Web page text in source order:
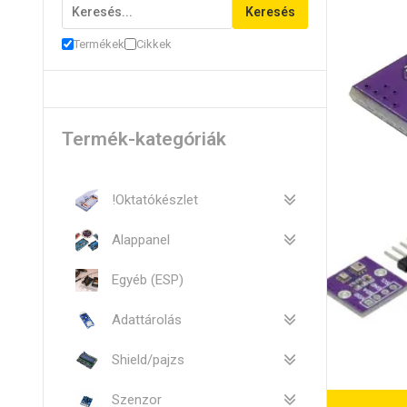
Keresés
Termékek Cikkek
Termék-kategóriák
!Oktatókészlet
Alappanel
Egyéb (ESP)
Adattárolás
Shield/pajzs
Szenzor